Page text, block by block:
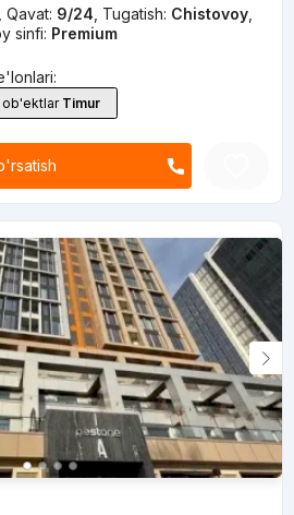
Qavat: 9/24 Tugatish: Chistovoy,
sinfi: Premium
Timur